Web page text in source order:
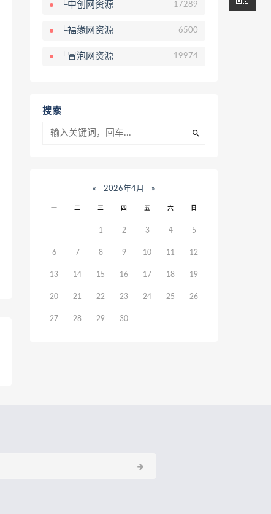
└中创网资源 17289
└福缘网资源 6500
└冒泡网资源 19974
搜索
« 2026年4月 »
一 二 三 四 五 六 日
1 2 3 4 5
6 7 8 9 10 11 12
13 14 15 16 17 18 19
20 21 22 23 24 25 26
27 28 29 30